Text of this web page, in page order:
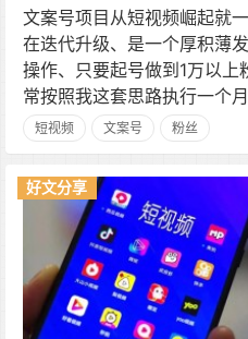
文案号项目从短视频崛起就
在迭代升级、是一个厚积薄
操作、只要起号做到1万以
常按照我这套思路执行一个
短视频 文案号 粉丝
好文分享